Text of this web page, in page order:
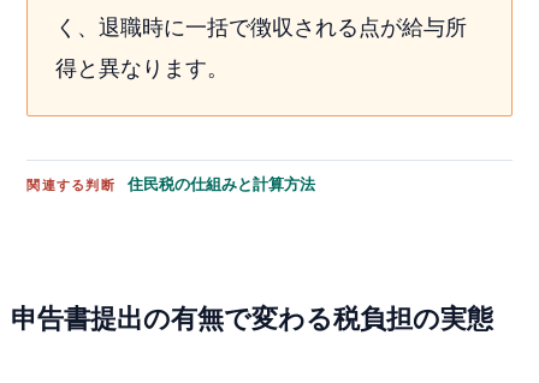
く、退職時に一括で徴収される点が給与所
得と異なります。
関連する判断 住民税の仕組みと計算方法
申告書提出の有無で変わる税負担の実態